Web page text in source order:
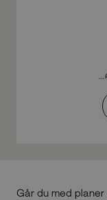
Går du med